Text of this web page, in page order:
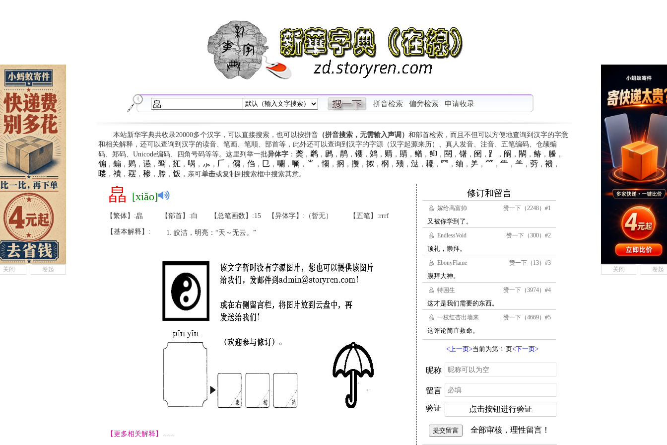
拼音检索 偏旁检索 申请收录
本站新华字典共收录20000多个汉字，可以直接搜索，也可以按拼音（拼音搜索，无需输入声调） 和部首检索，而且不但可以方便地查询到汉字的字意
和相关解释，还可以查询到汉字的读音、笔画、笔顺、部首等，此外还可以查询到汉字的字源（汉字起源来历）、真人发音、注音、五笔编码、仓颉编
码、郑码、Unicode编码、四角号码等等。这里列举一批异体字： 䶮 ， 䴙， 䴘， 䴖， 䦆， 䴔， 䞍， 䝼， 䲡 ， 䲟 ， 䦟 ， 䦃， 䦷 ， ⻊ ， 䦶 ， 䦛 ， 䲠 ， 䲢 ，
䦂 ， 䥇 ， 䴗， 䜩， 䴕， 㧟 ， 㖞 ， ⺗ ， 𠂆 ， 㑳 ， 㑇 ， 㔾 ， 㘚 ， 㘎 ， ⺌ ， 㥮 ， 㧏 ， 㩳， 㧐 ， 㭎 ， 㱮， 㳠 ， 䎱 ， ⺳ ， 䌷 ， ⺶， ⺮ ， ⺧， ⺷， 䓖， 䙌，
䁖， 䙡， 䎬 ， 䅟， 䏝， 䥽，亲可单击或复制到搜索框中搜索其意。
皛 [xiǎo]
【繁体】:皛 【部首】:白 【总笔画数】:15 【异体字】:（暂无） 【五笔】:rrrf
【基本解释】: 皎洁，明亮：“天～无云。”
【更多相关解释】......
关闭 卷起 关闭 卷起